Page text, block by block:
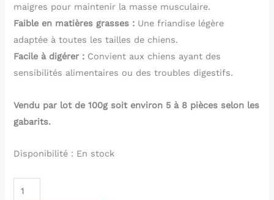
maigres pour maintenir la masse musculaire.
Faible en matières grasses : Une friandise légère
adaptée à toutes les tailles de chiens.
Facile à digérer : Convient aux chiens ayant des
sensibilités alimentaires ou des troubles digestifs.
Vendu par lot de 100g soit environ 5 à 8 pièces selon les
gabarits.
Disponibilité : En stock